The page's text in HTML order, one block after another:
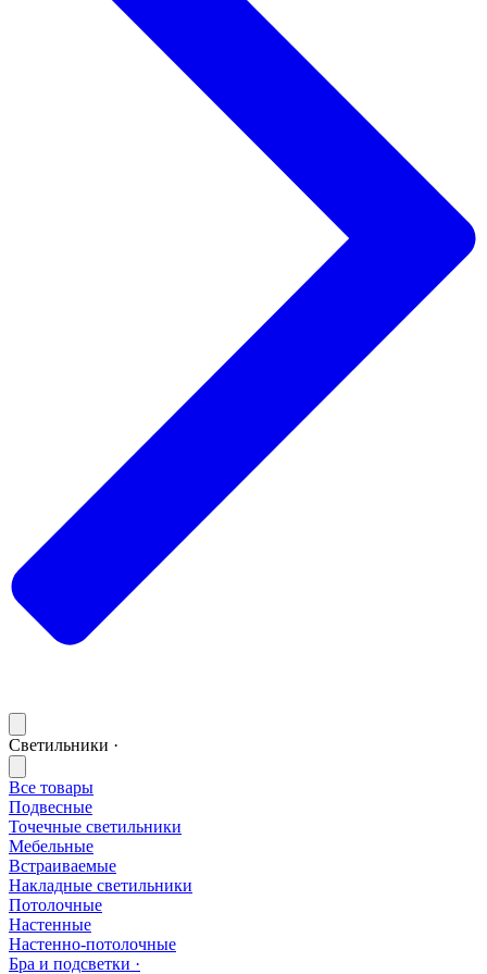
Светильники ·
Все товары
Подвесные
Точечные светильники
Мебельные
Встраиваемые
Накладные светильники
Потолочные
Настенные
Настенно-потолочные
Бра и подсветки ·